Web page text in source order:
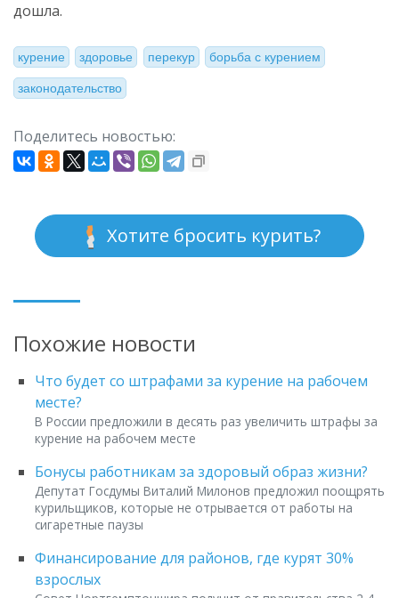
дошла.
курение здоровье перекур борьба с курением
законодательство
Поделитесь новостью:
Хотите бросить курить?
Похожие новости
Что будет со штрафами за курение на рабочем
месте?
В России предложили в десять раз увеличить штрафы за
курение на рабочем месте
Бонусы работникам за здоровый образ жизни?
Депутат Госдумы Виталий Милонов предложил поощрять
курильщиков, которые не отрывается от работы на
сигаретные паузы
Финансирование для районов, где курят 30%
взрослых